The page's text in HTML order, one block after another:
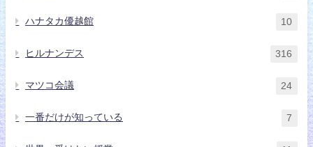
ハナタカ優越館 10
ヒルナンデス 316
マツコ会議 24
一番だけが知っている 7